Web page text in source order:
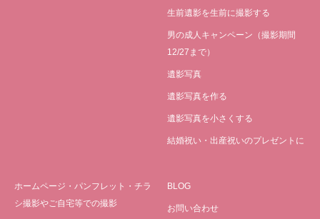
生前遺影を生前に撮影する
男の成人キャンペーン（撮影期間
12/27まで）
遺影写真
遺影写真を作る
遺影写真を小さくする
結婚祝い・出産祝いのプレゼントに
ホームページ・パンフレット・チラ
シ撮影やご自宅等での撮影
BLOG
お問い合わせ